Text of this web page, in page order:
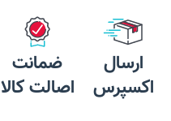
ارسال
اکسپرس
ضمانت
اصالت کالا